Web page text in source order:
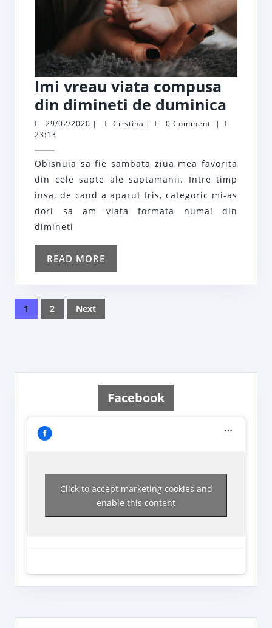
Imi vreau viata compusa
din dimineti de duminica
vreau
din
de
29/02/2020 29/02/2020
| Cristina Cristina
| 0 Comment
|
23:13
Obisnuia sa fie sambata ziua mea favorita
din cele sapte ale saptamanii. Intre timp
insa, de cand a aparut Iris, categoric mi-as
dori sa am viata formata numai din
dimineti
READ MORE
MORE
Posts
navigation
1 2 Next
Facebook
Click to accept marketing cookies and
enable this content